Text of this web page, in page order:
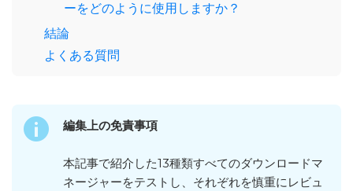
ーをどのように使用しますか？
結論
よくある質問
編集上の免責事項
本記事で紹介した13種類すべてのダウンロードマ
ネージャーをテストし、それぞれを慎重にレビュ